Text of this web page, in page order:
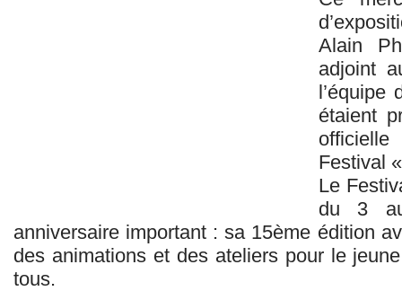
Alain
adjoint
l’équipe
étaient
Festival
Le
du 3
anniversaire important : sa 15ème édition
des animations et des ateliers pour le
tous.